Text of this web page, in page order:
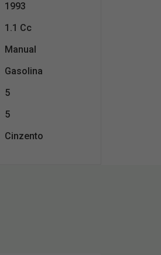
1993
1.1 Cc
Manual
Gasolina
5
5
Cinzento